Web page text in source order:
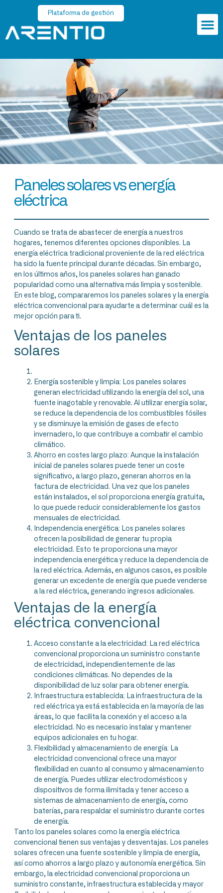
Plataforma de gestión
Paneles solares vs energía
eléctrica
Cuando se trata de abastecer de energía a nuestros
hogares, tenemos diferentes opciones disponibles. La
energía eléctrica tradicional proveniente de la red eléctrica
ha sido la fuente principal durante décadas. Sin embargo,
en los últimos años, los paneles solares han ganado
popularidad como una alternativa más limpia y sostenible.
En este blog, compararemos los paneles solares y la energía
eléctrica convencional para ayudarte a determinar cuál es la
mejor opción para ti.
Ventajas de los paneles
solares
Energía sostenible y limpia: Los paneles solares
generan electricidad utilizando la energía del sol, una
fuente inagotable y renovable. Al utilizar energía solar,
se reduce la dependencia de los combustibles fósiles
y se disminuye la emisión de gases de efecto
invernadero, lo que contribuye a combatir el cambio
climático.
Ahorro en costes largo plazo: Aunque la instalación
inicial de paneles solares puede tener un coste
significativo, a largo plazo, generan ahorros en la
factura de electricidad. Una vez que los paneles
están instalados, el sol proporciona energía gratuita,
lo que puede reducir considerablemente los gastos
mensuales de electricidad.
Independencia energética: Los paneles solares
ofrecen la posibilidad de generar tu propia
electricidad. Esto te proporciona una mayor
independencia energética y reduce la dependencia de
la red eléctrica. Además, en algunos casos, es posible
generar un excedente de energía que puede venderse
a la red eléctrica, generando ingresos adicionales.
Ventajas de la energía
eléctrica convencional
Acceso constante a la electricidad: La red eléctrica
convencional proporciona un suministro constante
de electricidad, independientemente de las
condiciones climáticas. No dependes de la
disponibilidad de luz solar para obtener energía.
Infraestructura establecida: La infraestructura de la
red eléctrica ya está establecida en la mayoría de las
áreas, lo que facilita la conexión y el acceso a la
electricidad. No es necesario instalar y mantener
equipos adicionales en tu hogar.
Flexibilidad y almacenamiento de energía: La
electricidad convencional ofrece una mayor
flexibilidad en cuanto al consumo y almacenamiento
de energía. Puedes utilizar electrodomésticos y
dispositivos de forma ilimitada y tener acceso a
sistemas de almacenamiento de energía, como
baterías, para respaldar el suministro durante cortes
de energía.
Tanto los paneles solares como la energía eléctrica
convencional tienen sus ventajas y desventajas. Los paneles
solares ofrecen una fuente sostenible y limpia de energía,
así como ahorros a largo plazo y autonomía energética. Sin
embargo, la electricidad convencional proporciona un
suministro constante, infraestructura establecida y mayor